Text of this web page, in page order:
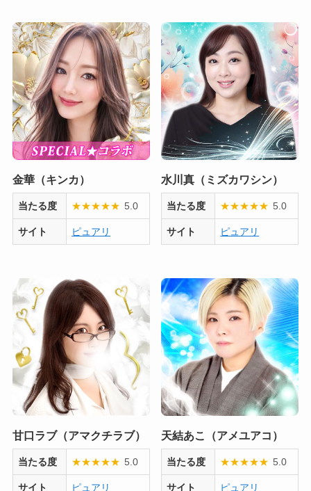
金華（キンカ）
当たる度 ★★★★★ 5.0
サイト ピュアリ
水川真（ミズカワシン）
当たる度 ★★★★★ 5.0
サイト ピュアリ
甘口ラブ（アマクチラブ）
当たる度 ★★★★★ 5.0
サイト ピュアリ
天結あこ（アメユアコ）
当たる度 ★★★★★ 5.0
サイト ピュアリ